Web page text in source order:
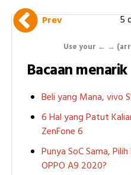
Prev 5
Use your ← →
Bacaan menarik
Beli yang Mana, vivo
6 Hal yang Patut
ZenFone 6
Punya SoC Sama,
OPPO A9 2020?